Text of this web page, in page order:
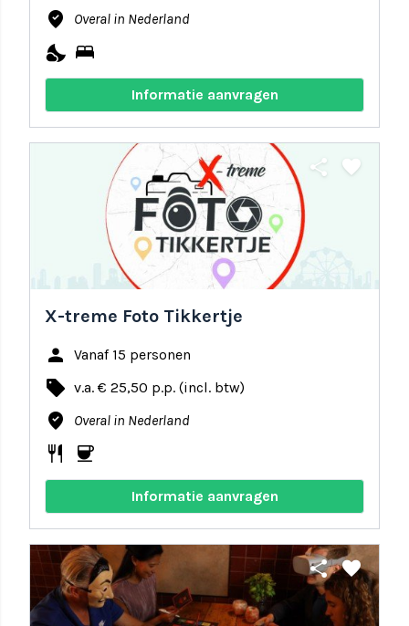
where_to_vote Overal in Nederland
nights_stay bed
Informatie aanvragen
share favorite
X-treme Foto Tikkertje
person Vanaf 15 personen
local_offer v.a. € 25,50 p.p. (incl. btw)
where_to_vote Overal in Nederland
restaurant coffee
Informatie aanvragen
share favorite